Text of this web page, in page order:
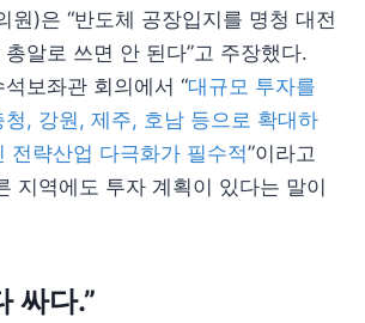
원)은 “반도체 공장입지를 명청 대전
알로 쓰면 안 된다”고 주장했다.
보좌관 회의에서 “대규모 투자를
청, 강원, 제주, 호남 등으로 확대하
전략산업 다극화가 필수적”이라고
지역에도 투자 계획이 있다는 말이
싸다.”